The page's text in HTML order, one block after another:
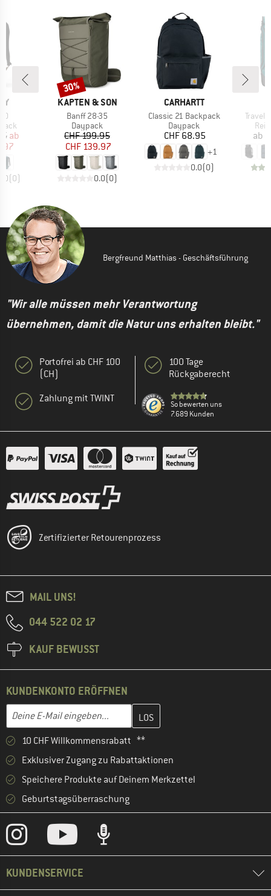
Preis
ab
(0)
MARKE
KAPTEN & SON
Artikel
Banff 28-35
Produktgruppe
Daypack
Preis
CHF 199.95reduzierter Preis
CHF 139.97
0.0(0)
Rabatt
30%
MARKE
CARHARTT
Artikel
Classic 21 Backpack
Produktgruppe
Daypack
Preis
CHF 68.95
+1
0.0(0)
Artikel
Travel
ab
Bergfreund Matthias - Geschäftsführung
"Wir alle müssen mehr Verantwortung
übernehmen, damit die Natur uns erhalten bleibt."
Portofrei ab CHF 100
(CH)
Zahlung mit TWINT
100 Tage
Rückgaberecht
So bewerten uns
7.689 Kunden
Zertifizierter Retourenprozess
MAIL UNS!
044 522 02 17
KAUF BEWUSST
KUNDENKONTO ERÖFFNEN
E-Mail-Adresse
Gib hier deine E-Mail-Adresse ein und erstelle im nächsten
10 CHF Willkommensrabatt **
Exklusiver Zugang zu Rabattaktionen
Speichere Produkte auf Deinem Merkzettel
Geburtstagsüberraschung
KUNDENSERVICE